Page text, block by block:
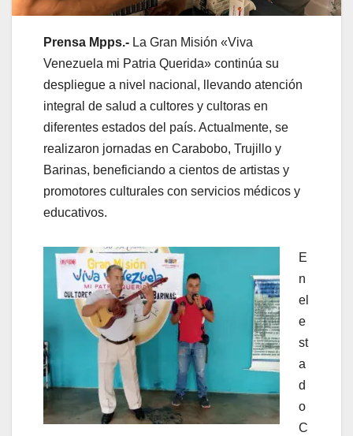
Prensa Mpps.- La Gran Misión «Viva
Venezuela mi Patria Querida» continúa su
despliegue a nivel nacional, llevando atención
integral de salud a cultores y cultoras en
diferentes estados del país. Actualmente, se
realizaron jornadas en Carabobo, Trujillo y
Barinas, beneficiando a cientos de artistas y
promotores culturales con servicios médicos y
educativos.
E
n
el
e
st
a
d
o
C